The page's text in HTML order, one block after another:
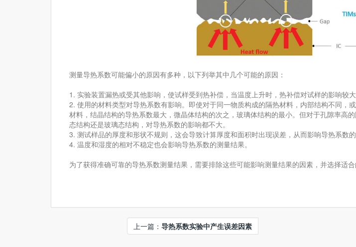
测量导热系数可能偏小的原因有多种，以下列举其中几个可能的原因：
1. 实验装置漏热或受其他影响，使试样受到热补偿，当温度上升时，热补偿对试样的影响较
2. 使用的材料类型对导热系数有影响。即使对于同一物质构成的隔热材料，内部结构不同
材料，结晶结构的导热系数最大，微晶体结构的次之，玻璃体结构的最小。但对于孔隙率高
态结构还是玻璃态结构，对导热系数的影响都不大。
3. 测试样品的厚度和形状不规则，这会导致计算厚度和面积时出现误差，从而影响导热系数的
4. 温度和湿度的相对不稳定也会影响导热系数的测量结果。
为了获得准确可靠的导热系数测量结果，需要排除这些可能影响测量结果的因素，并选择适合
上一篇：导热系数实验中产生误差因素